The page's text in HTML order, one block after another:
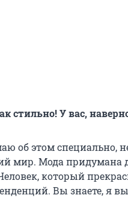
стильно! У вас,
об этом специально,
мир. Мода придумана
который
Вы знаете, я